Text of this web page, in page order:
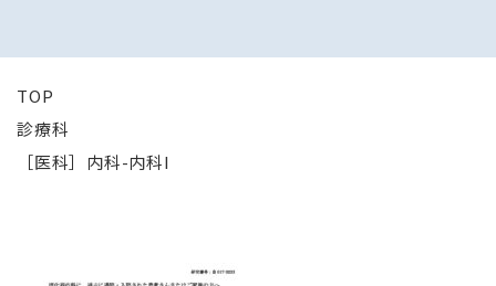
TOP
診療科
［医科］内科-内科I